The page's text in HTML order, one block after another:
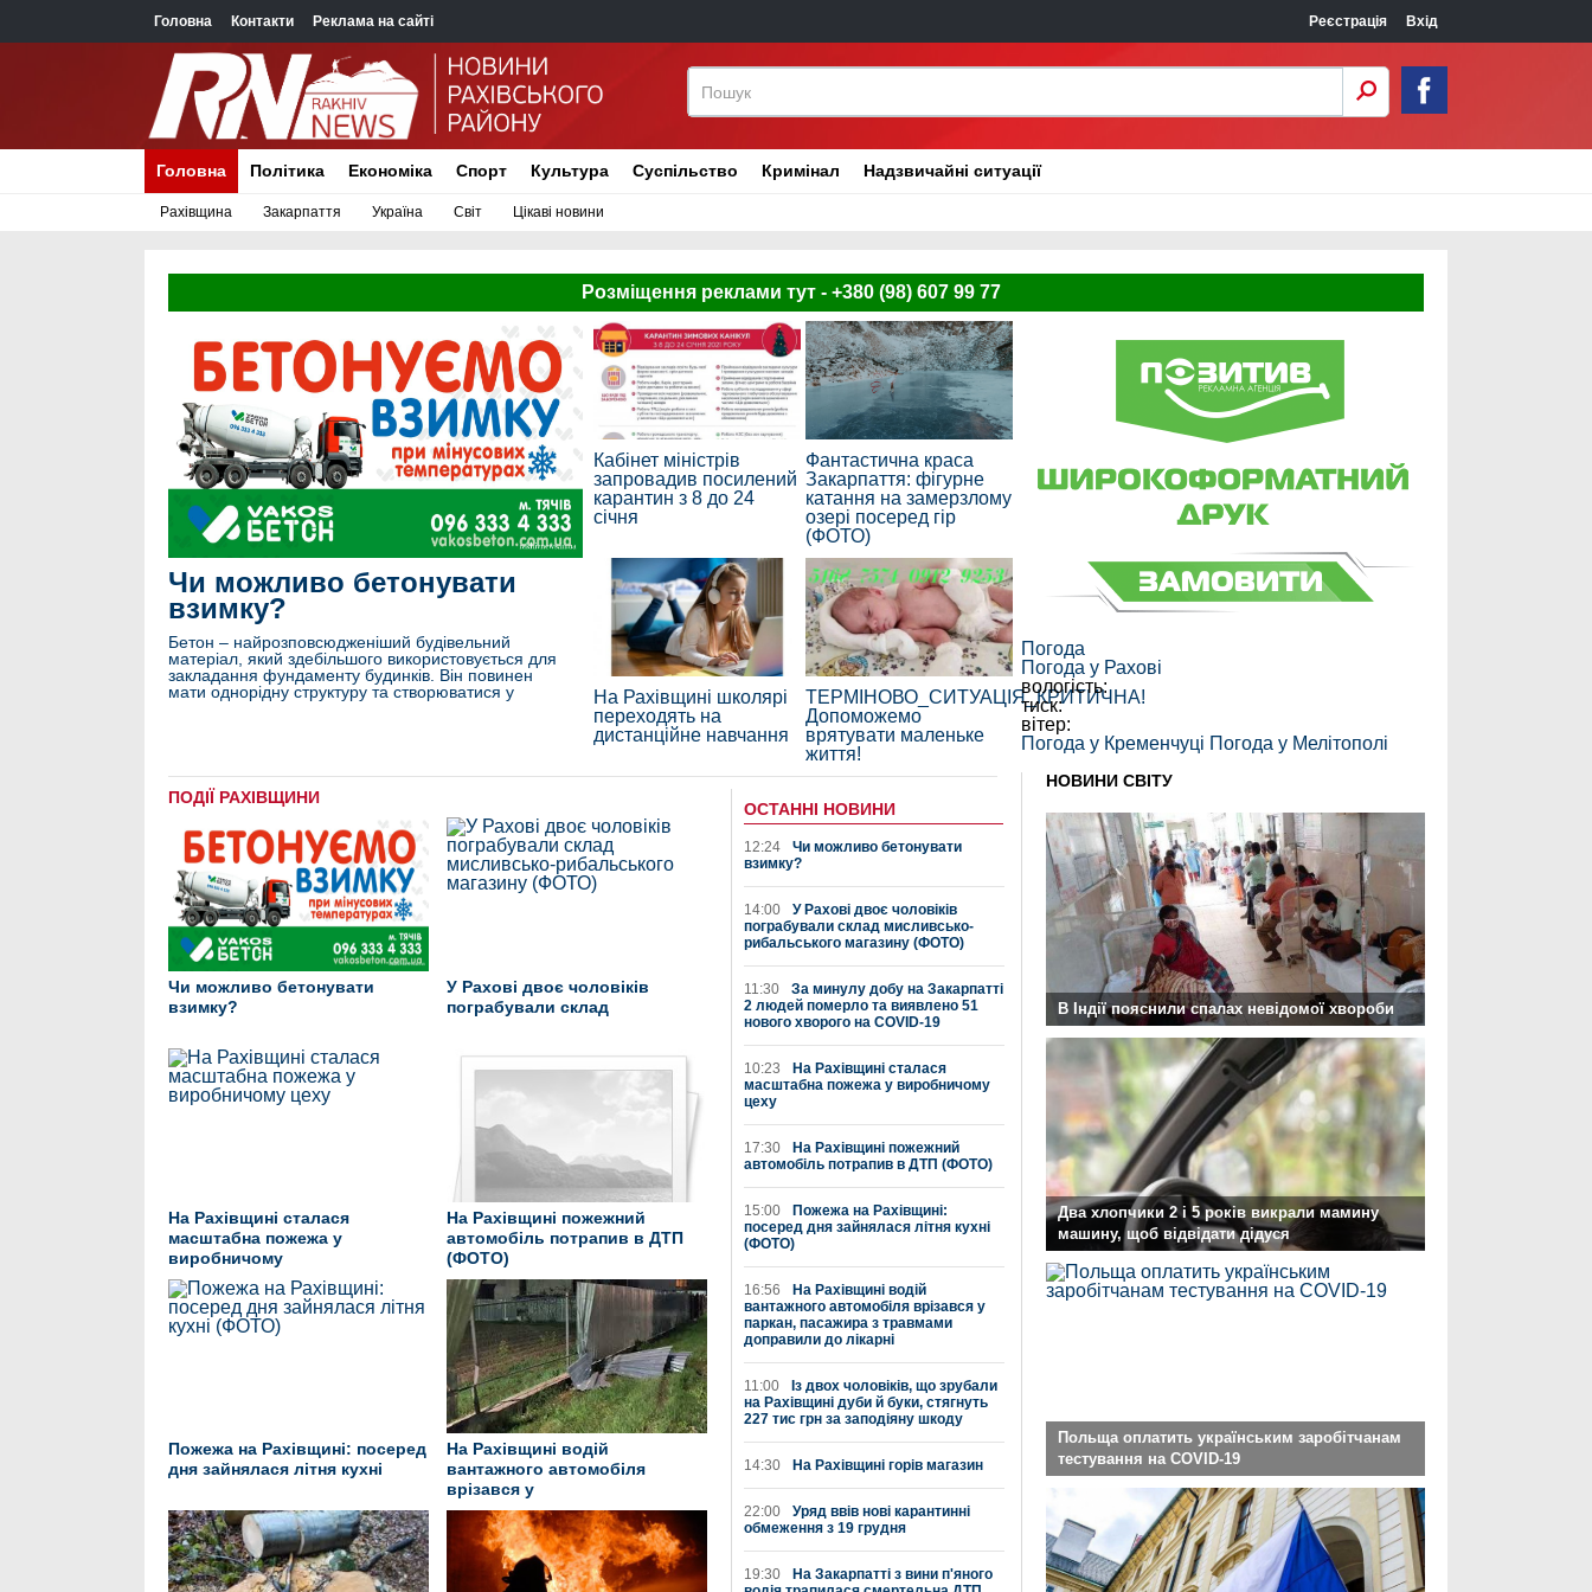
Головна Контакти Реклама на сайті Реєстрація Вхід
Головна
Рахівщина Закарпаття Україна Світ Цікаві новини
Політика Економіка Спорт Культура Суспільство Кримінал Надзвичайні ситуації
Розміщення реклами тут - +380 (98) 607 99 77
Чи можливо бетонувати
взимку?
Бетон – найрозповсюдженіший будівельний
матеріал, який здебільшого використовується для
закладання фундаменту будинків. Він повинен
мати однорідну структуру та створюватися у
Кабінет міністрів
запровадив посилений
карантин з 8 до 24
січня
Фантастична краса
Закарпаття: фігурне
катання на замерзлому
озері посеред гір
(ФОТО)
На Рахівщині школярі
переходять на
дистанційне навчання
ТЕРМІНОВО_СИТУАЦІЯ_КРИТИЧНА!
Допоможемо
врятувати маленьке
життя!
ПОДІЇ РАХІВЩИНИ
Чи можливо бетонувати
взимку?
У Рахові двоє чоловіків
пограбували склад
На Рахівщині сталася
масштабна пожежа у
виробничому
На Рахівщині пожежний
автомобіль потрапив в ДТП
(ФОТО)
Пожежа на Рахівщині: посеред
дня зайнялася літня кухні
На Рахівщині водій
вантажного автомобіля
врізався у
ОСТАННІ НОВИНИ
12:24
Чи можливо бетонувати
взимку?
14:00
У Рахові двоє чоловіків
пограбували склад мисливсько-
рибальського магазину (ФОТО)
11:30
За минулу добу на Закарпатті
2 людей померло та виявлено 51
нового хворого на COVID-19
10:23
На Рахівщині сталася
масштабна пожежа у виробничому
цеху
17:30
На Рахівщині пожежний
автомобіль потрапив в ДТП (ФОТО)
15:00
Пожежа на Рахівщині:
посеред дня зайнялася літня кухні
(ФОТО)
16:56
На Рахівщині водій
вантажного автомобіля врізався у
паркан, пасажира з травмами
доправили до лікарні
11:00
Із двох чоловіків, що зрубали
на Рахівщині дуби й буки, стягнуть
227 тис грн за заподіяну шкоду
14:30 На Рахівщині горів магазин
22:00
Уряд ввів нові карантинні
обмеження з 19 грудня
19:30
На Закарпатті з вини п'яного
Погода
Погода у Рахові
вологість:
тиск:
вітер:
Погода у Кременчуці Погода у Мелітополі
НОВИНИ СВІТУ
В Індії пояснили спалах невідомої хвороби
Два хлопчики 2 і 5 років викрали мамину
машину, щоб відвідати дідуся
Польща оплатить українським заробітчанам
тестування на COVID-19